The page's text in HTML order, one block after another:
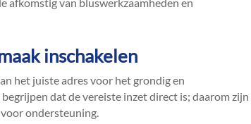
inschakelen
het juiste adres voor het grondig en
dat de vereiste inzet direct is; daarom zijn
ondersteuning.​